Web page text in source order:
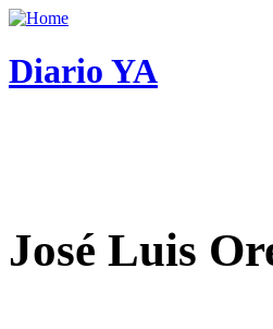
Diario YA
José Luis